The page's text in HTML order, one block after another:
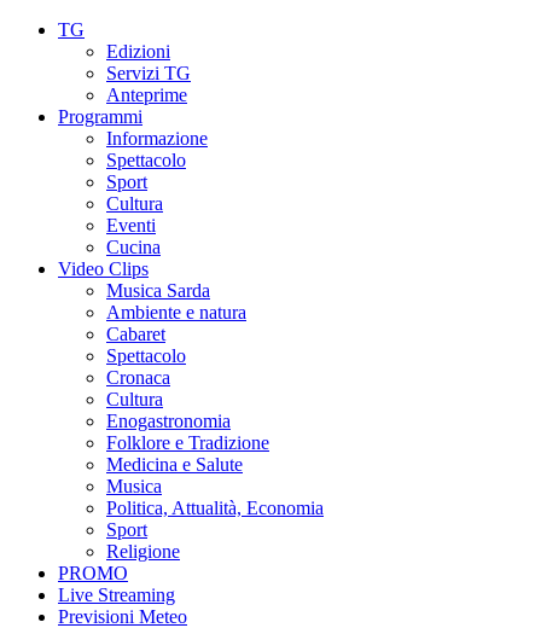
TG
Edizioni
Servizi TG
Anteprime
Programmi
Informazione
Spettacolo
Sport
Cultura
Eventi
Cucina
Video Clips
Musica Sarda
Ambiente e natura
Cabaret
Spettacolo
Cronaca
Cultura
Enogastronomia
Folklore e Tradizione
Medicina e Salute
Musica
Politica, Attualità, Economia
Sport
Religione
PROMO
Live Streaming
Previsioni Meteo